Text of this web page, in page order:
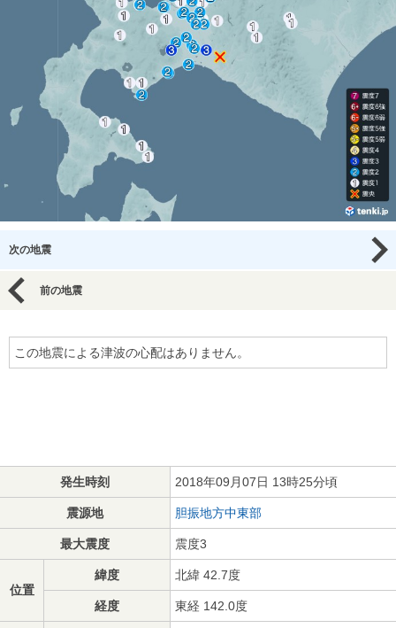
次の地震
前の地震
この地震による津波の心配はありません。
発生時刻 2018年09月07日 13時25分頃
震源地 胆振地方中東部
最大震度 震度3
位置
緯度 北緯 42.7度
経度 東経 142.0度